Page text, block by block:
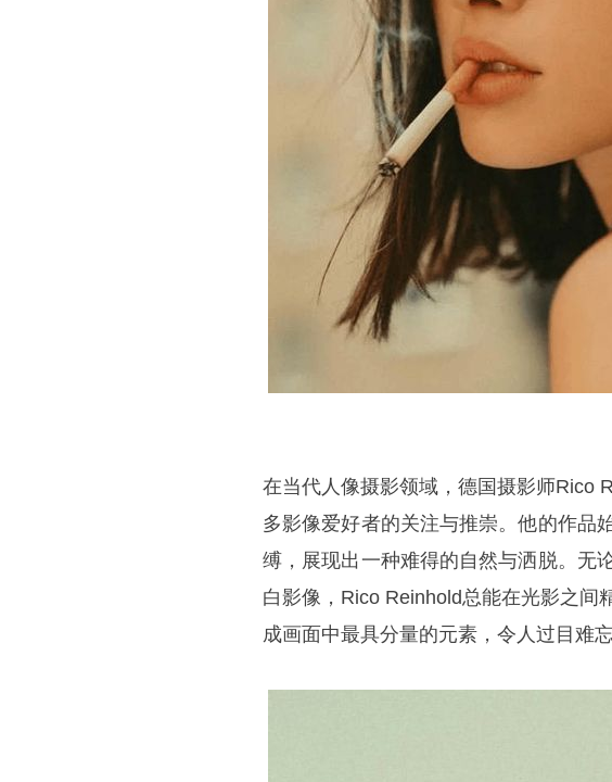
在当代人像摄影领域，德国摄影师Rico
多影像爱好者的关注与推崇。他的作品
缚，展现出一种难得的自然与洒脱。无
白影像，Rico Reinhold总能在光影之间
成画面中最具分量的元素，令人过目难忘